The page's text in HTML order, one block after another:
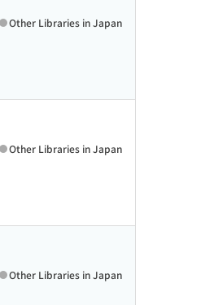
Other Libraries in Japan
Other Libraries in Japan
Other Libraries in Japan